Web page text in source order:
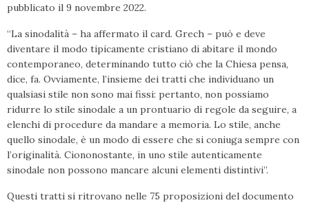
pubblicato il 9 novembre 2022.
“La sinodalità – ha affermato il card. Grech – può e deve
diventare il modo tipicamente cristiano di abitare il mondo
contemporaneo, determinando tutto ciò che la Chiesa pensa,
dice, fa. Ovviamente, l’insieme dei tratti che individuano un
qualsiasi stile non sono mai fissi: pertanto, non possiamo
ridurre lo stile sinodale a un prontuario di regole da seguire, a
elenchi di procedure da mandare a memoria. Lo stile, anche
quello sinodale, è un modo di essere che si coniuga sempre con
l’originalità. Ciononostante, in uno stile autenticamente
sinodale non possono mancare alcuni elementi distintivi”.
Questi tratti si ritrovano nelle 75 proposizioni del documento